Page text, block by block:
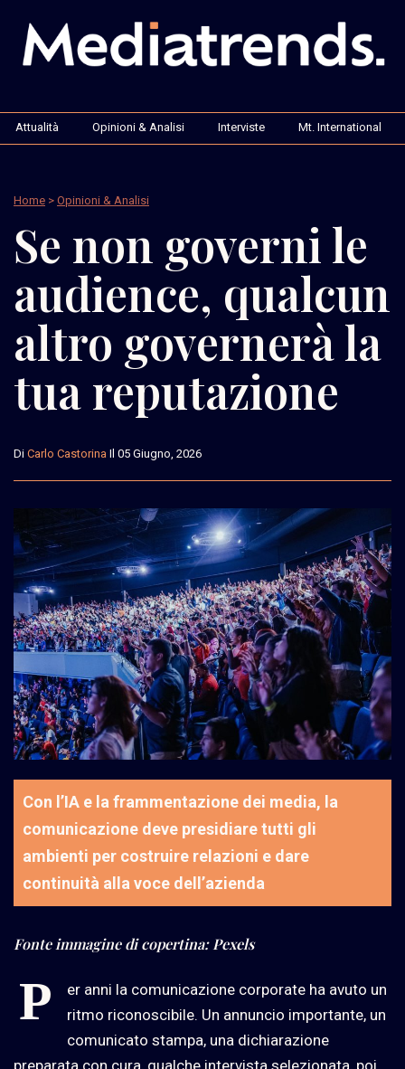
Attualità Opinioni & Analisi Interviste Mt. International
Home > Opinioni & Analisi
Se non governi le
audience, qualcun
altro governerà la
tua reputazione
Di Carlo Castorina Il 05 Giugno, 2026
Con l’IA e la frammentazione dei media, la
comunicazione deve presidiare tutti gli
ambienti per costruire relazioni e dare
continuità alla voce dell’azienda
Fonte immagine di copertina: Pexels
P
er anni la comunicazione corporate ha avuto un
ritmo riconoscibile. Un annuncio importante, un
comunicato stampa, una dichiarazione